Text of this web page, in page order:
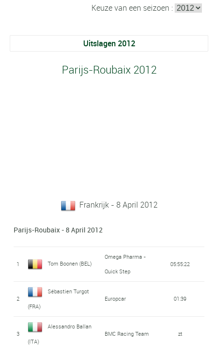
Keuze van een seizoen :
Uitslagen 2012
Parijs-Roubaix 2012
Frankrijk - 8 April 2012
Parijs-Roubaix - 8 April 2012
1 Tom Boonen (BEL)
Omega Pharma -
Quick Step
05:55:22
2
Sébastien Turgot
(FRA)
Europcar 01:39
3
Alessandro Ballan
(ITA)
BMC Racing Team zt